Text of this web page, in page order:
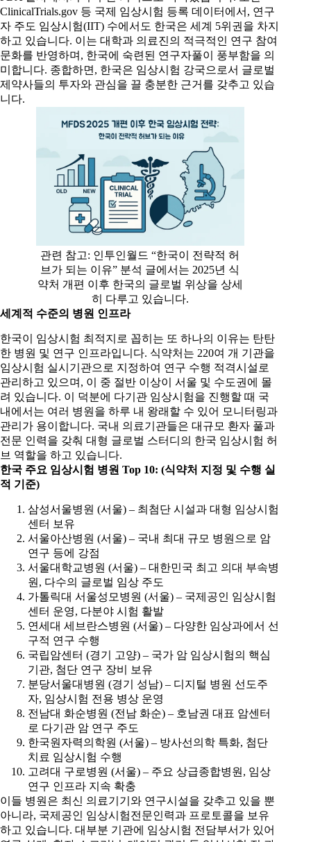
ClinicalTrials.gov 등 국제 임상시험 등록 데이터에서, 연구
자 주도 임상시험(IIT) 수에서도 한국은 세계 5위권을 차지
하고 있습니다. 이는 대학과 의료진의 적극적인 연구 참여
문화를 반영하며, 한국에 숙련된 연구자풀이 풍부함을 의
미합니다. 종합하면, 한국은 임상시험 강국으로서 글로벌
제약사들의 투자와 관심을 끌 충분한 근거를 갖추고 있습
니다.
관련 참고: 인투인월드 “한국이 전략적 허
브가 되는 이유” 분석 글에서는 2025년 식
약처 개편 이후 한국의 글로벌 위상을 상세
히 다루고 있습니다.
세계적 수준의 병원 인프라
한국이 임상시험 최적지로 꼽히는 또 하나의 이유는 탄탄
한 병원 및 연구 인프라입니다. 식약처는 220여 개 기관을
임상시험 실시기관으로 지정하여 연구 수행 적격시설로
관리하고 있으며, 이 중 절반 이상이 서울 및 수도권에 몰
려 있습니다. 이 덕분에 다기관 임상시험을 진행할 때 국
내에서는 여러 병원을 하루 내 왕래할 수 있어 모니터링과
관리가 용이합니다. 국내 의료기관들은 대규모 환자 풀과
전문 인력을 갖춰 대형 글로벌 스터디의 한국 임상시험 허
브 역할을 하고 있습니다.
한국 주요 임상시험 병원 Top 10: (식약처 지정 및 수행 실
적 기준)
삼성서울병원 (서울) – 최첨단 시설과 대형 임상시험
센터 보유
서울아산병원 (서울) – 국내 최대 규모 병원으로 암
연구 등에 강점
서울대학교병원 (서울) – 대한민국 최고 의대 부속병
원, 다수의 글로벌 임상 주도
가톨릭대 서울성모병원 (서울) – 국제공인 임상시험
센터 운영, 다분야 시험 활발
연세대 세브란스병원 (서울) – 다양한 임상과에서 선
구적 연구 수행
국립암센터 (경기 고양) – 국가 암 임상시험의 핵심
기관, 첨단 연구 장비 보유
분당서울대병원 (경기 성남) – 디지털 병원 선도주
자, 임상시험 전용 병상 운영
전남대 화순병원 (전남 화순) – 호남권 대표 암센터
로 다기관 암 연구 주도
한국원자력의학원 (서울) – 방사선의학 특화, 첨단
치료 임상시험 수행
고려대 구로병원 (서울) – 주요 상급종합병원, 임상
연구 인프라 지속 확충
이들 병원은 최신 의료기기와 연구시설을 갖추고 있을 뿐
아니라, 국제공인 임상시험전문인력과 프로토콜을 보유
하고 있습니다. 대부분 기관에 임상시험 전담부서가 있어